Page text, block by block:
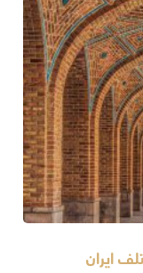
ایران